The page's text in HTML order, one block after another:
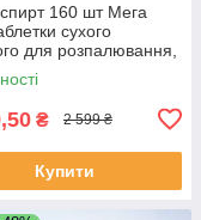
160 шт Мега
сухого
для розпалювання,
приготування їжі,
та аварійні
₴ 2 599 ₴
Купити